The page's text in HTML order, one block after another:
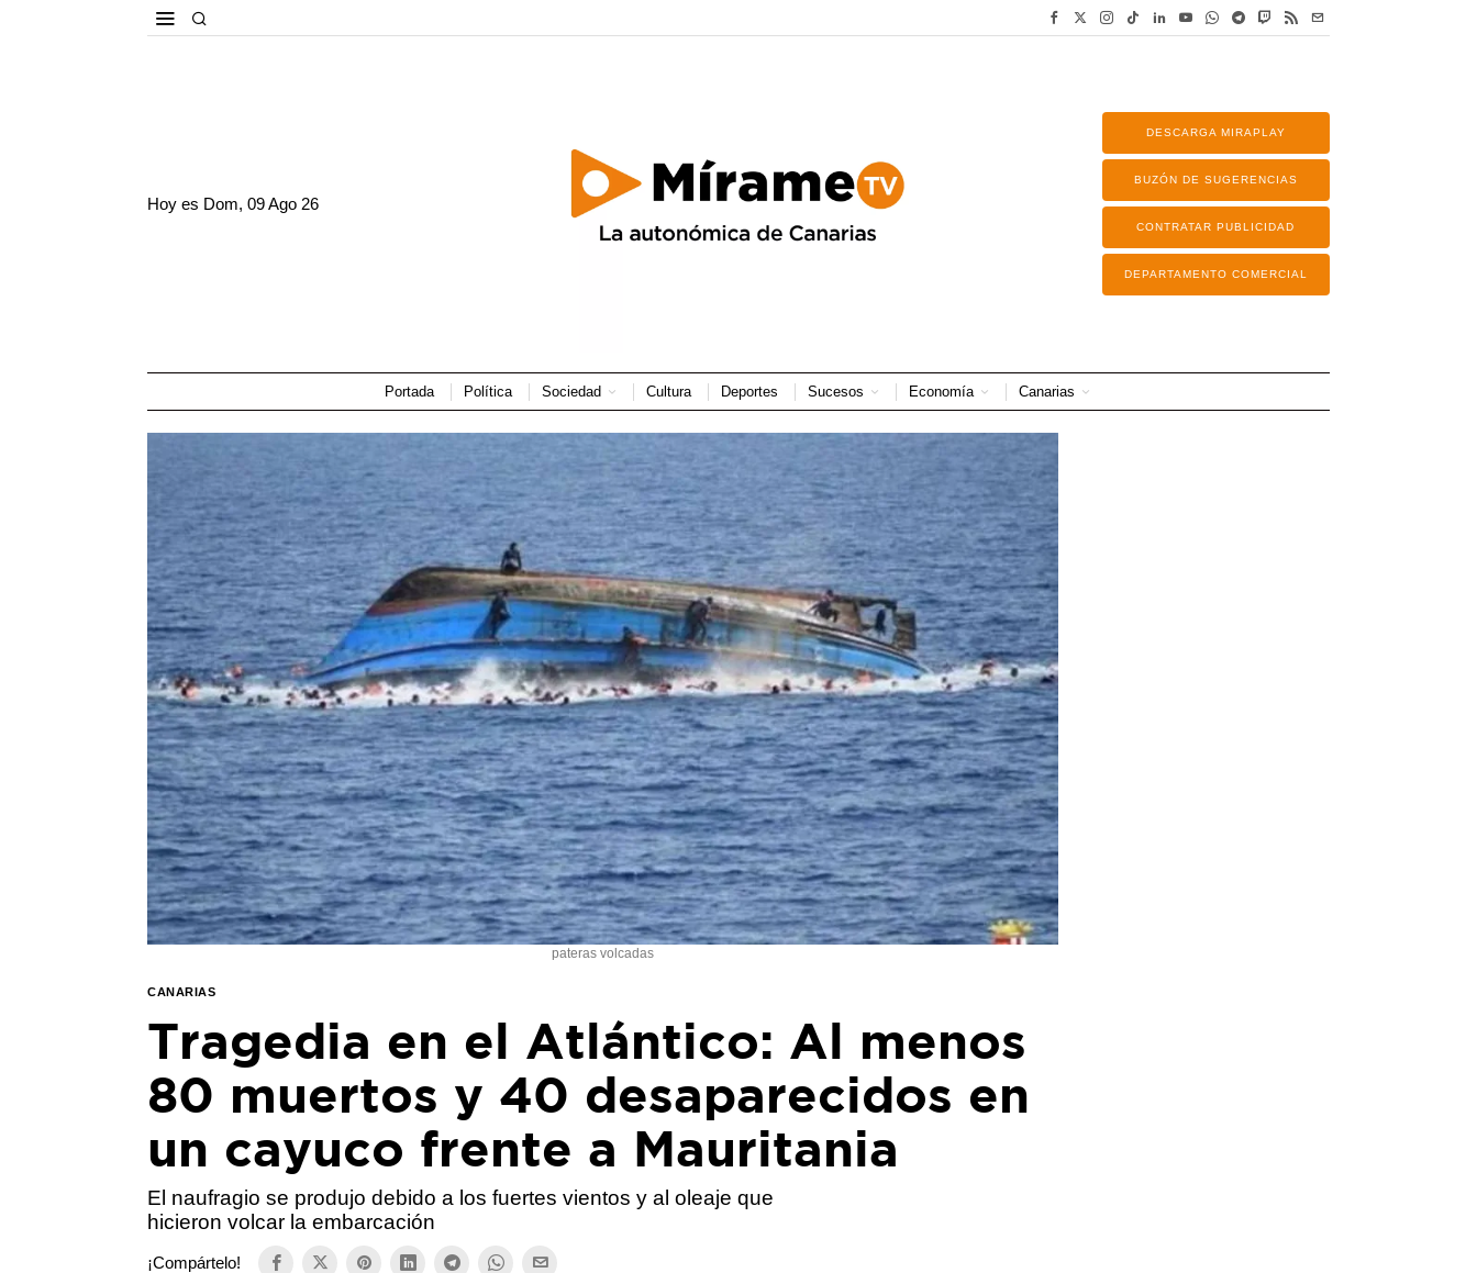
Hoy es Dom, 09 Ago 26
DESCARGA MIRAPLAY
BUZÓN DE SUGERENCIAS
CONTRATAR PUBLICIDAD
DEPARTAMENTO COMERCIAL
Portada Política Sociedad Cultura Deportes Sucesos Economía Canarias
pateras volcadas
CANARIAS
Tragedia en el Atlántico: Al menos
80 muertos y 40 desaparecidos en
un cayuco frente a Mauritania
El naufragio se produjo debido a los fuertes vientos y al oleaje que
hicieron volcar la embarcación
¡Compártelo!